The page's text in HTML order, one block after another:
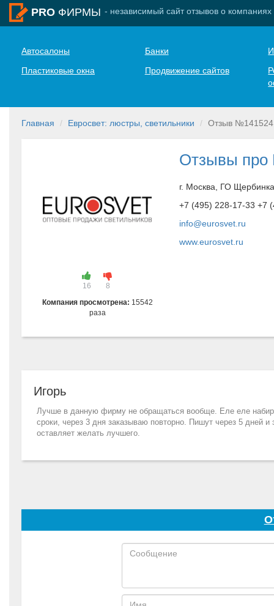
PRO ФИРМЫ - независимый сайт отзывов о компаниях
Автосалоны Банки
Пластиковые окна
Продвижение сайтов
Главная Евросвет: люстры, светильники Отзыв №141524
16
8
Компания просмотрена: 15542
раза
Отзывы про
г. Москва, ГО
+7 (495) 228-17-33 +7
info@eurosvet.ru
www.eurosvet.ru
Игорь
Лучше в данную фирму не обращаться вообще. Еле еле
сроки, через 3 дня заказываю повторно. Пишут через 5 дней
оставляет желать лучшего.